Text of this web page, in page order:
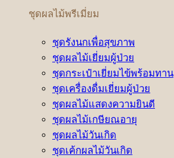
ชุดผลไม้พรีเมี่ยม
ชุดรังนกเพื่อสุขภาพ
ชุดผลไม้เยี่ยมผู้ป่วย
ชุดกระเป๋าเยี่ยมไข้พร้อมทาน
ชุดเครื่องดื่มเยี่ยมผู้ป่วย
ชุดผลไม้แสดงความยินดี
ชุดผลไม้เกษียณอายุ
ชุดผลไม้วันเกิด
ชุดเค้กผลไม้วันเกิด